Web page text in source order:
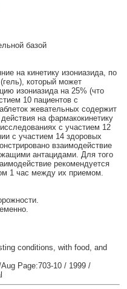
базой
на кинетику изониазида, по
который может
изониазида на 25% (что
10 пациентов с
жевательных содержит
на фармакокинетику
с участием 12
с участием 14 здоровых
взаимодействие
антацидами. Для того
рекомендуется
1 час между их приемом.
conditions, with food, and
Page:703-10 / 1999 /